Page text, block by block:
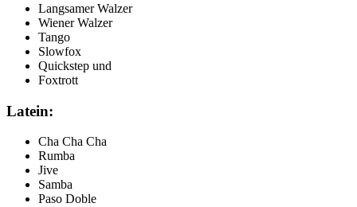
Langsamer Walzer
Wiener Walzer
Tango
Slowfox
Quickstep und
Foxtrott
Latein:
Cha Cha Cha
Rumba
Jive
Samba
Paso Doble